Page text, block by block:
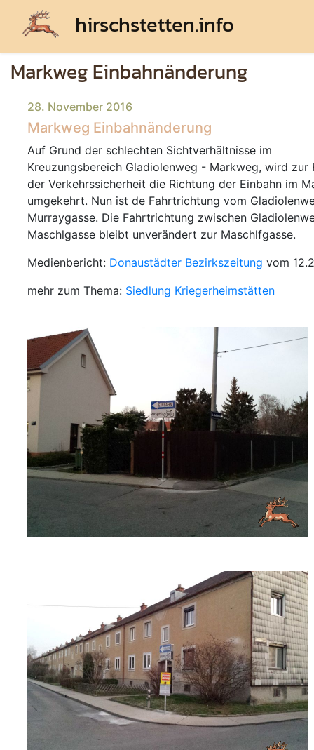
hirschstetten.info
Markweg Einbahnänderung
28. November 2016
Markweg Einbahnänderung
Auf Grund der schlechten Sichtverhältnisse im
Kreuzungsbereich Gladiolenweg - Markweg, wird zur
der Verkehrssicherheit die Richtung der Einbahn im
umgekehrt. Nun ist de Fahrtrichtung vom
Murraygasse. Die Fahrtrichtung zwischen
Maschlgasse bleibt unverändert zur Maschlfgasse.
Medienbericht: Donaustädter Bezirkszeitung vom
mehr zum Thema: Siedlung Kriegerheimstätten